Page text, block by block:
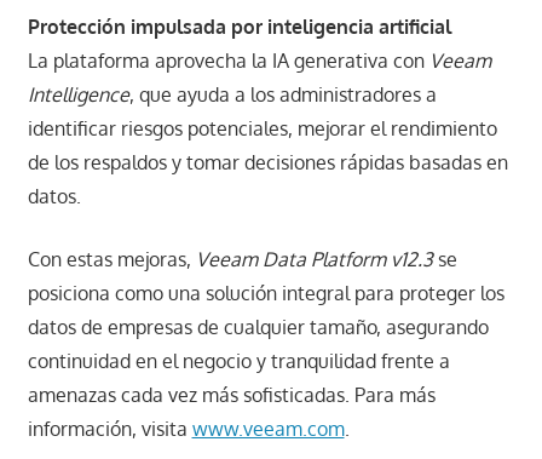
Protección impulsada por inteligencia artificial
La plataforma aprovecha la IA generativa con Veeam
Intelligence, que ayuda a los administradores a
identificar riesgos potenciales, mejorar el rendimiento
de los respaldos y tomar decisiones rápidas basadas en
datos.
Con estas mejoras, Veeam Data Platform v12.3se
posiciona como una solución integral para proteger los
datos de empresas de cualquier tamaño, asegurando
continuidad en el negocio y tranquilidad frente a
amenazas cada vez más sofisticadas. Para más
información, visita www.veeam.com.